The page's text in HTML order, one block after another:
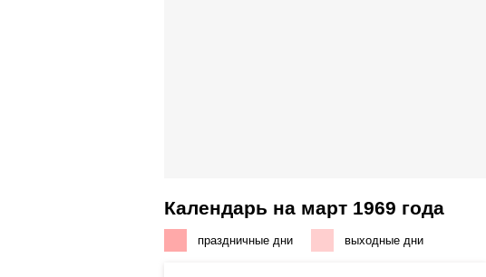
Календарь на март 1969 года
праздничные дни выходные дни